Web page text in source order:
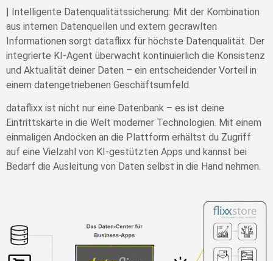
| Intelligente Datenqualitätssicherung: Mit der Kombination
aus internen Datenquellen und extern gecrawlten
Informationen sorgt dataflixx für höchste Datenqualität. Der
integrierte KI-Agent überwacht kontinuierlich die Konsistenz
und Aktualität deiner Daten – ein entscheidender Vorteil in
einem datengetriebenen Geschäftsumfeld.
dataflixx ist nicht nur eine Datenbank – es ist deine
Eintrittskarte in die Welt moderner Technologien. Mit einem
einmaligen Andocken an die Plattform erhältst du Zugriff
auf eine Vielzahl von KI-gestützten Apps und kannst bei
Bedarf die Ausleitung von Daten selbst in die Hand nehmen.